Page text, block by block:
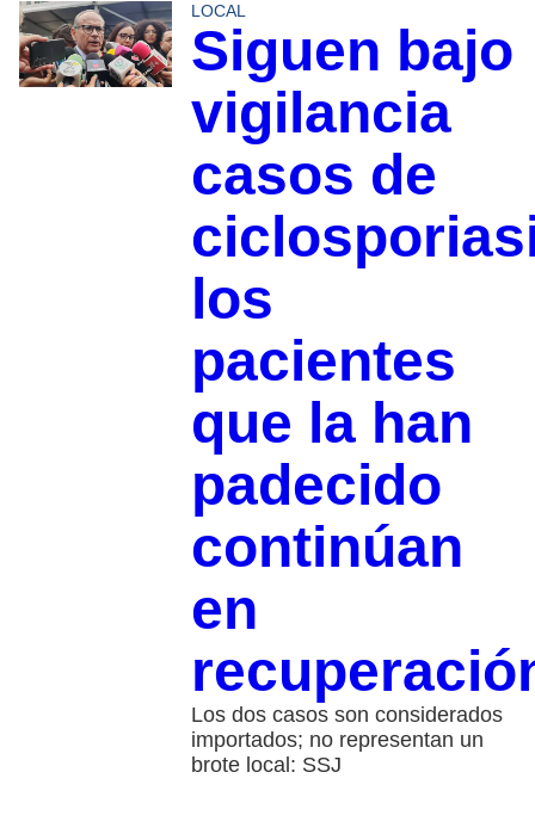
LOCAL
Siguen bajo
vigilancia
casos de
los
pacientes
que la han
padecido
continúan
en
Los dos casos son considerados
importados; no representan un
brote local: SSJ